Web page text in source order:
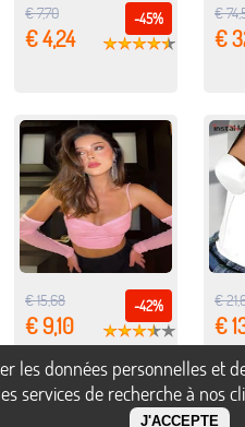
-45%
€ 7,70
€ 4,24
€
€
-42%
€ 15,68
€ 9,10
€
€
les données personnelles
de recherche à nos
J'ACCEPTE